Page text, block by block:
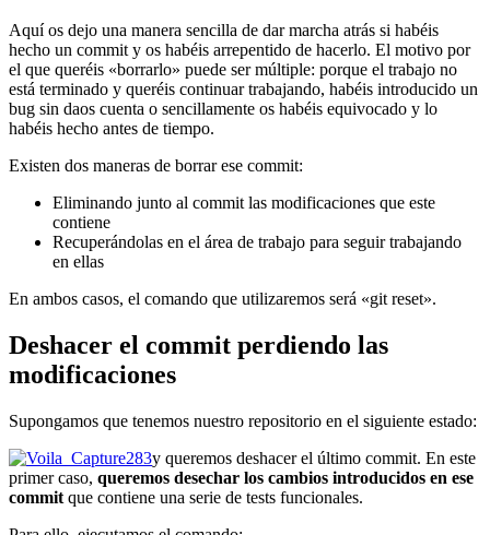
Aquí os dejo una manera sencilla de dar marcha atrás si habéis
hecho un commit y os habéis arrepentido de hacerlo. El motivo por
el que queréis «borrarlo» puede ser múltiple: porque el trabajo no
está terminado y queréis continuar trabajando, habéis introducido un
bug sin daos cuenta o sencillamente os habéis equivocado y lo
habéis hecho antes de tiempo.
Existen dos maneras de borrar ese commit:
Eliminando junto al commit las modificaciones que este
contiene
Recuperándolas en el área de trabajo para seguir trabajando
en ellas
En ambos casos, el comando que utilizaremos será «git reset».
Deshacer el commit perdiendo las
modificaciones
Supongamos que tenemos nuestro repositorio en el siguiente estado:
y queremos deshacer el último commit. En este
primer caso, queremos desechar los cambios introducidos en ese
commit que contiene una serie de tests funcionales.